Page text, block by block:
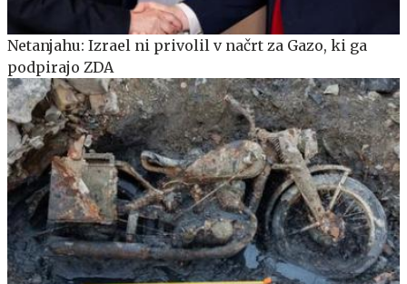
Netanjahu: Izrael ni privolil v načrt za Gazo, ki ga
podpirajo ZDA